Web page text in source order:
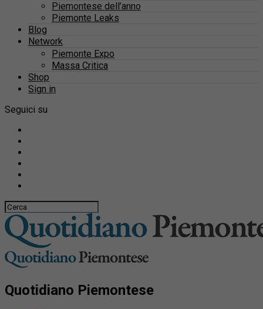
Piemontese dell’anno
Piemonte Leaks
Blog
Network
Piemonte Expo
Massa Critica
Shop
Sign in
Seguici su
Quotidiano Piemontese